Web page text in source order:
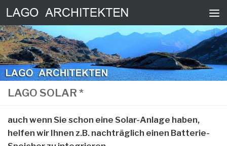
Zum Inhalt springen
LAGO SOLAR *
auch wenn Sie schon eine Solar-Anlage haben,
helfen wir Ihnen z.B. nachträglich einen Batterie-